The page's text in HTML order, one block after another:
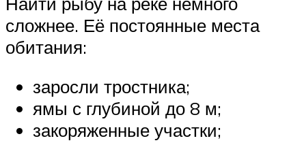
сложнее. Её постоянные места
обитания:
заросли тростника;
ямы с глубиной до 8 м;
закоряженные участки;